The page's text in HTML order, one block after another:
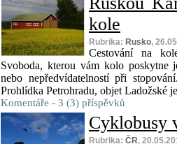
kole
Rubrika: Rusko,
Cestování na
Svoboda, kterou vám kolo poskytne
nebo nepředvídatelností při
Prohlídka Petrohradu, objet Ladožské
Komentáře - 3 (3) příspěvků
Cyklobusy
Rubrika: ČR,